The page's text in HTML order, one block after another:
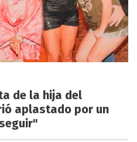
de la hija del
aplastado por un